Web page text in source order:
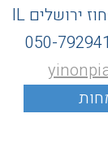
ירושלים IL
050-